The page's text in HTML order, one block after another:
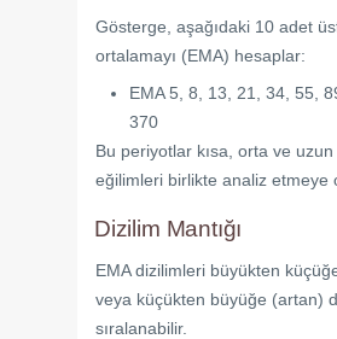
Gösterge, aşağıdaki 10 adet
ortalamayı (EMA) hesaplar:
EMA 5, 8, 13, 21, 34, 55,
370
Bu periyotlar kısa, orta ve
eğilimleri birlikte analiz etmeye
Dizilim Mantığı
EMA dizilimleri büyükten
veya küçükten büyüğe (artan)
sıralanabilir.